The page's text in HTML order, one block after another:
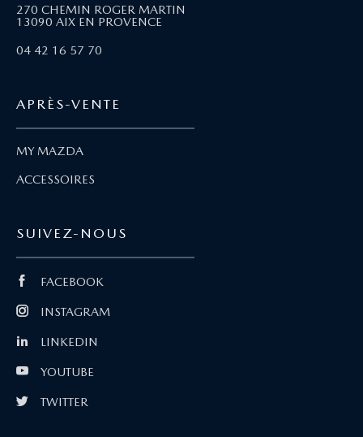
270 CHEMIN ROGER MARTIN
13090 AIX EN PROVENCE
04 42 16 57 70
APRÈS-VENTE
MY MAZDA
ACCESSOIRES
SUIVEZ-NOUS
FACEBOOK
INSTAGRAM
LINKEDIN
YOUTUBE
TWITTER